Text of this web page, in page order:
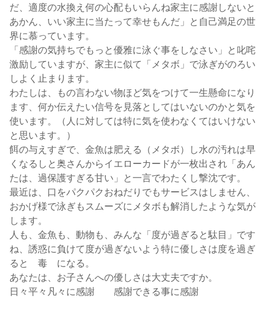
だ、適度の水換え何の心配もいらんね家主に感謝しないと
あかん、いい家主に当たって幸せもんだ」と自己満足の世
界に慕っています。
「感謝の気持ちでもっと優雅に泳ぐ事をしなさい」と叱咤
激励していますが、家主に似て「メタボ」で泳ぎがのろい
しよく止まります。
わたしは、もの言わない物ほど気をつけて一生懸命になり
ます、何か伝えたい信号を見落としてはいないのかと気を
使います。（人に対しては特に気を使わなくてはいけない
と思います。）
餌の与えすぎで、金魚は肥える（メタボ）し水の汚れは早
くなるしと奥さんからイエローカードが一枚出され「あん
たは、過保護すぎる甘い」と一言でわたくし撃沈です。
最近は、口をパクパクおねだりでもサービスはしません、
おかげ様で泳ぎもスムーズにメタボも解消したような気が
します。
人も、金魚も、動物も、みんな「度が過ぎると駄目」です
ね、誘惑に負けて度が過ぎないよう特に優しさは度を過ぎ
ると 毒 になる。
あなたは、お子さんへの優しさは大丈夫ですか。
日々平々凡々に感謝 感謝できる事に感謝